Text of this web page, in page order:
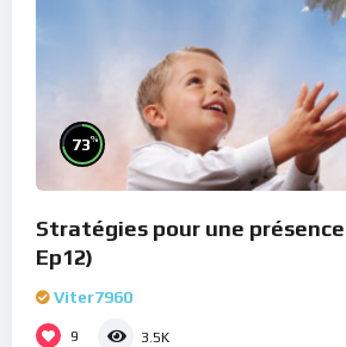
73%
Stratégies pour une présence
Ep12)
Viter7960
9 3.5K